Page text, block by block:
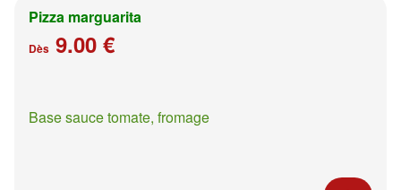
Pizza marguarita
Dès 9.00 €
Base sauce tomate, fromage